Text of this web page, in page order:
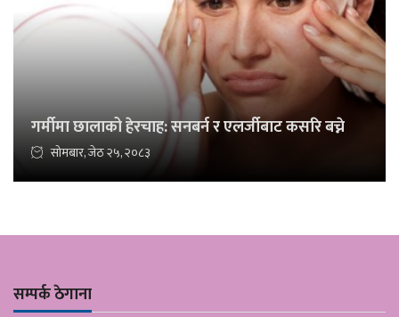
गर्मीमा छालाको हेरचाह: सनबर्न र एलर्जीबाट कसरि बच्ने
सोमबार, जेठ २५, २०८३
सम्पर्क ठेगाना